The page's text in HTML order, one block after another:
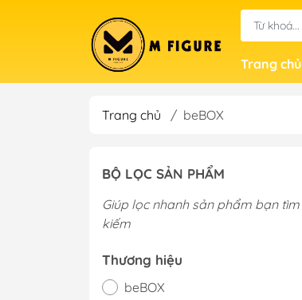
Trang chủ
Trang chủ / beBOX
BỘ LỌC SẢN PHẨM
Giúp lọc nhanh sản phẩm bạn tìm
kiếm
Thương hiệu
beBOX